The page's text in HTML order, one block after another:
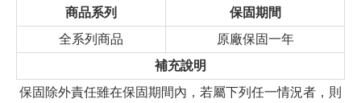
商品系列
保固期間
全系列商品
原廠保固一年
補充說明
保固除外責任雖在保固期間內，若屬下列任一情況者，則